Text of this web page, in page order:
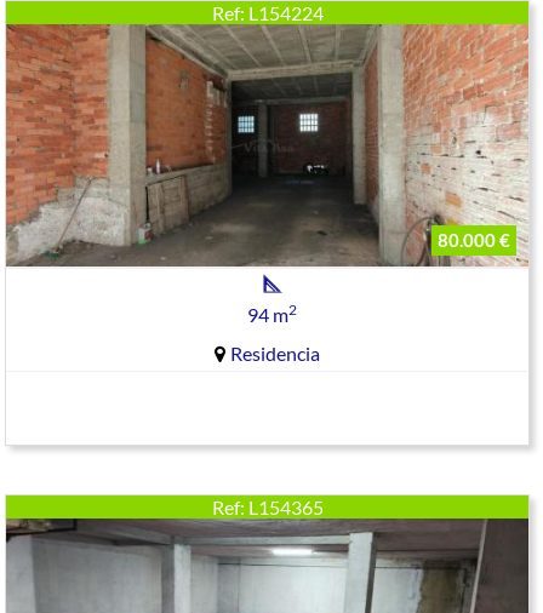
Ref: L154224
80.000 €
94 m2
Residencia
Ref: L154365